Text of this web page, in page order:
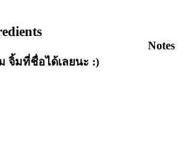
จิ้มที่ชื่อได้เลยนะ :)
Notes